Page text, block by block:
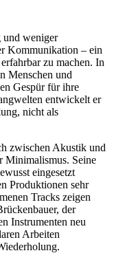
und weniger
Kommunikation – ein
zu machen. In
Menschen und
Gespür für ihre
entwickelt er
nicht als
zwischen Akustik und
Minimalismus. Seine
eingesetzt
Produktionen sehr
Tracks zeigen
der
Instrumenten neu
Arbeiten